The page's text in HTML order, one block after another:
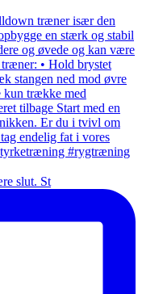
slut. St